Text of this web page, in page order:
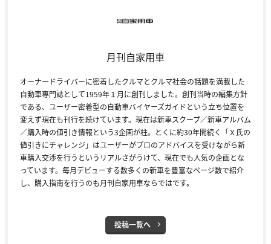
月刊自家用車
オーナードライバーに密着したクルマとクルマ社会の話題を満載した
自動車専門誌として1959年１月に創刊しました。創刊当時の編集方針
である、ユーザー密着型の自動車バイヤーズガイドという立ち位置を
変えず現在も刊行を続けています。現在は新車スクープ／新車アルバム
／購入時の値引き情報という3企画が柱。とくに約30年間続く「Ｘ氏の
値引きにチャレンジ」はユーザーがプロのアドバイスを受けながら新
車購入交渉を行うというリアルさがうけて、現在でも人気の企画とな
っています。毎月デビューする数多くの新車を豊富なページ数で紹介
し、購入指南を行うのも月刊自家用車ならではです。
投稿一覧へ